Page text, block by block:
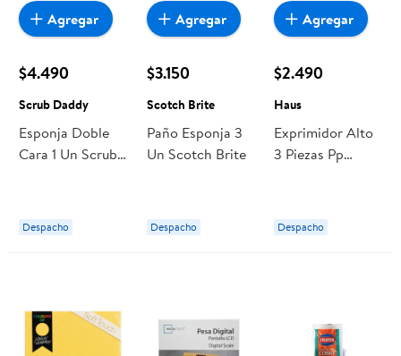
$4.490
Scrub Daddy
Esponja Doble
Cara 1 Un Scrub
Despacho
Agregar
$3.150
Scotch Brite
Paño Esponja 3
Un Scotch Brite
Despacho
Agregar
$2.490
Haus
Exprimidor Alto
3 Piezas Pp
Despacho
Agregar